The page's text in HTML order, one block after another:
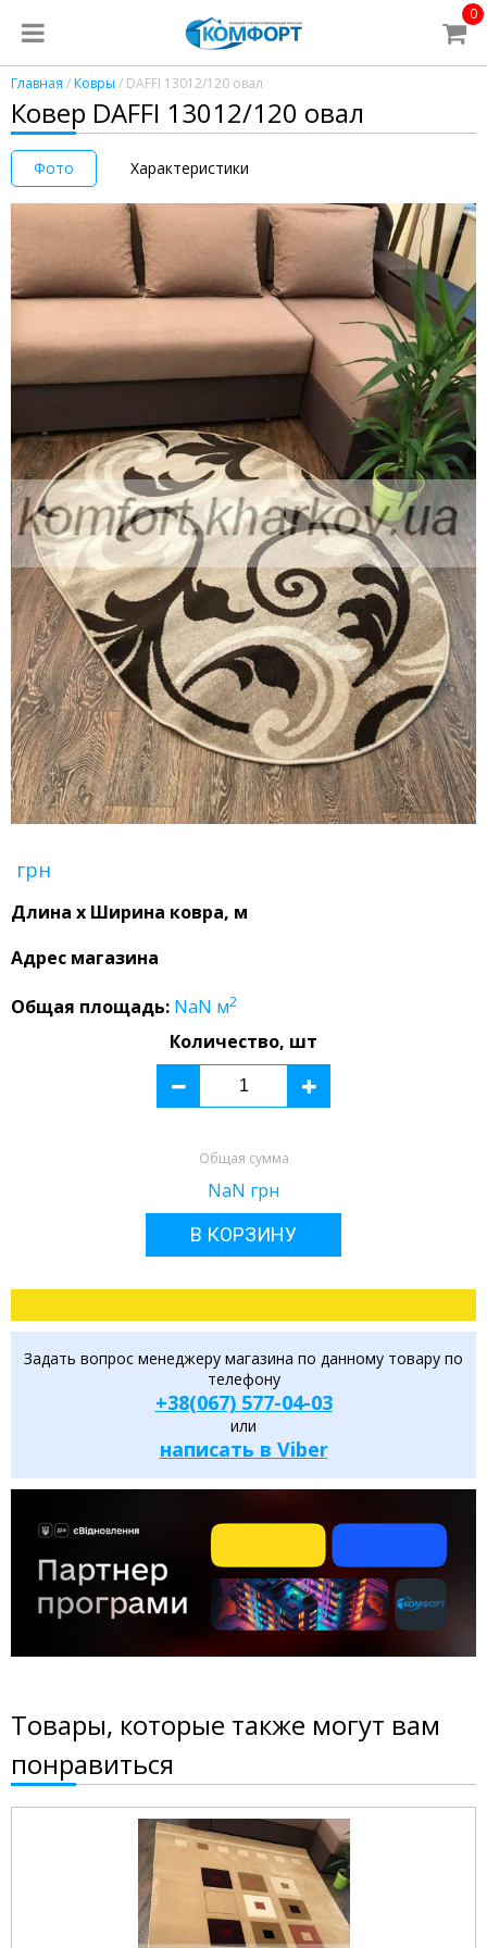
0
Главная /Ковры / DAFFI 13012/120 овал
Ковер DAFFI 13012/120 овал
Фото Характеристики
грн
Длина x Ширина ковра, м
Адрес магазина
Общая площадь: NaN м2
Количество, шт
Общая сумма
NaN грн
В КОРЗИНУ
Задать вопрос менеджеру магазина по данному товару по
телефону
+38(067) 577-04-03
или
написать в Viber
Товары, которые также могут вам
понравиться